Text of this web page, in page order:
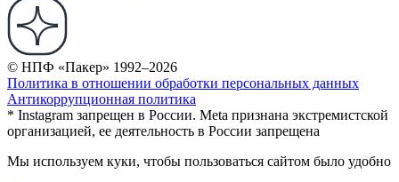
© НПФ «Пакер» 1992–2026
Политика в отношении обработки персональных данных
Антикоррупционная политика
* Instagram запрещен в России. Meta признана экстремистской
организацией, ее деятельность в России запрещена
Мы используем куки, чтобы пользоваться сайтом было удобно